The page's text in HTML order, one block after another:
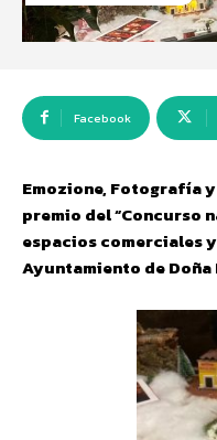
Facebook
Emozione, Fotografía
premio del “Concurso
espacios comerciales
Ayuntamiento de Doña